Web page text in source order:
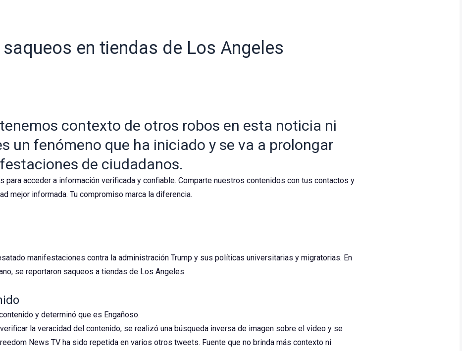
en tiendas de Los Angeles
contexto de otros robos en esta noticia ni
un fenómeno que ha iniciado y se va a prolongar
de ciudadanos.
para acceder a información verificada y confiable. Comparte nuestros contenidos con tus contactos y
mejor informada. Tu compromiso marca la diferencia.
manifestaciones contra la administración Trump y sus políticas universitarias y migratorias. En
se reportaron saqueos a tiendas de Los Angeles.
y determinó que es Engañoso.
la veracidad del contenido, se realizó una búsqueda inversa de imagen sobre el video y se
News TV ha sido repetida en varios otros tweets. Fuente que no brinda más contexto ni